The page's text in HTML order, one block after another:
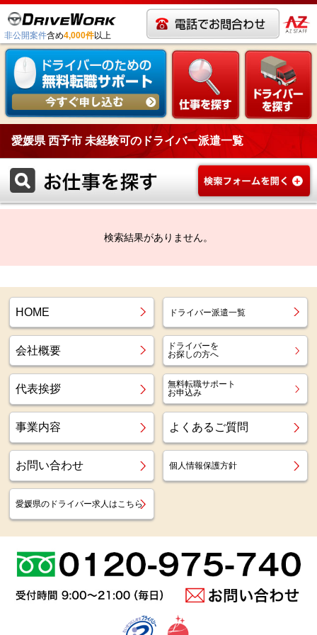
非公開案件含め4,000件以上
愛媛県 西予市 未経験可のドライバー派遣一覧
検索結果がありません。
HOME ドライバー派遣一覧
会社概要
ドライバーを
お探しの方へ
代表挨拶
無料転職サポート
お申込み
事業内容 よくあるご質問
お問い合わせ 個人情報保護方針
愛媛県のドライバー求人はこちら